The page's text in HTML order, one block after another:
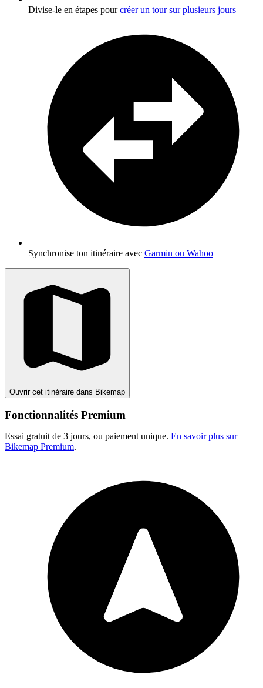
Divise-le en étapes pourcréer un tour sur plusieurs jours
Synchronise ton itinéraire avec Garmin ou Wahoo
Ouvrir cet itinéraire dans Bikemap
Fonctionnalités Premium
Essai gratuit de 3 jours, ou paiement unique. En savoir plus sur
Bikemap Premium.